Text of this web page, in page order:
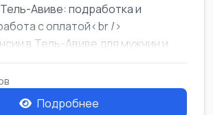
Авиве: подработка и
с оплатой<br />
в Тель-Авиве для мужчин и
Подробнее